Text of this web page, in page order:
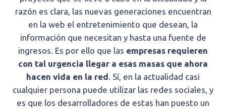
razón es clara, las nuevas generaciones encuentran
en la web el entretenimiento que desean, la
información que necesitan y hasta una fuente de
ingresos. Es por ello que las empresas requieren
con tal urgencia llegar a esas masas que ahora
hacen vida en la red. Sí, en la actualidad casi
cualquier persona puede utilizar las redes sociales, y
es que los desarrolladores de estas han puesto un